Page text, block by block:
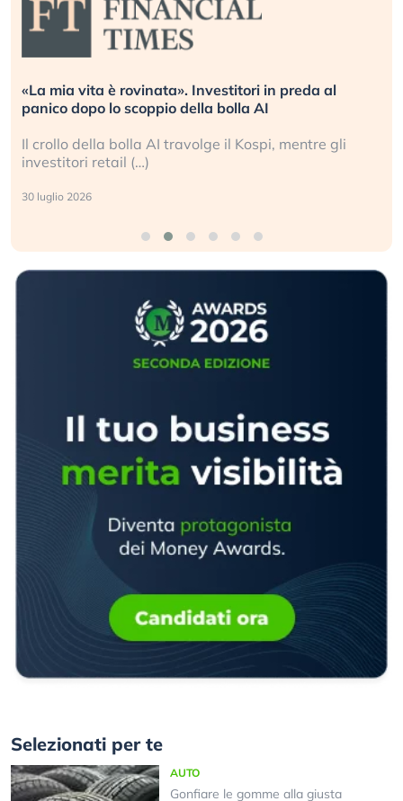
Quando la finanza pesa più dell’economia
L’America sta ripetendo gli errori del 2008?
La ricchezza mondiale cresce, ma è sempre più
sganciata dall’economia reale. (…)
24 luglio 2026
Selezionati per te
AUTO
Gonfiare le gomme alla giusta